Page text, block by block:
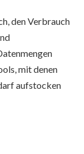
den Verbrauch
mit denen
aufstocken